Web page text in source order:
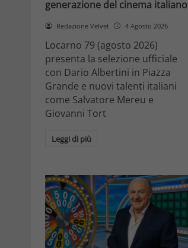
generazione del cinema italiano
Redazione Velvet 4 Agosto 2026
Locarno 79 (agosto 2026)
presenta la selezione ufficiale
con Dario Albertini in Piazza
Grande e nuovi talenti italiani
come Salvatore Mereu e
Giovanni Tort
Leggi di più